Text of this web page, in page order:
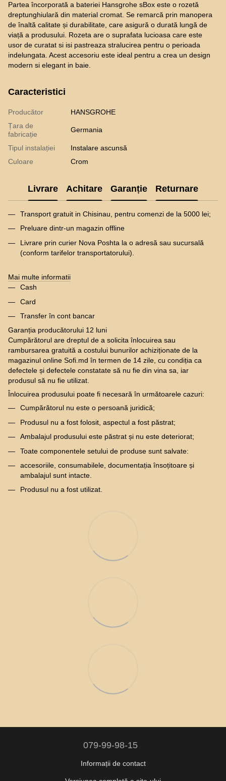
Partea încorporată a bateriei Hansgrohe sBox este o rozetă
dreptunghiulară din material cromat. Se remarcă prin manopera
de înaltă calitate și durabilitate, care asigură o durată lungă de
viață a produsului. Rozeta are o suprafata lucioasa care este
usor de curatat si isi pastreaza stralucirea pentru o perioada
indelungata. Acest accesoriu este ideal pentru a crea un design
modern si elegant in baie.
Caracteristici
Producător
HANSGROHE
Țara de
fabricație
Germania
Tipul instalației
Instalare ascunsă
Culoare
Crom
Livrare Achitare Garanție Returnare
Transport gratuit in Chisinau, pentru comenzi de la 5000 lei;
Preluare dintr-un magazin offline
Livrare prin curier Nova Poshta la o adresă sau sucursală
(conform tarifelor transportatorului).
Mai multe informatii
Cash
Card
Transfer în cont bancar
Garanția producătorului 12 luni
Cumpărătorul are dreptul de a solicita înlocuirea sau
rambursarea gratuită a costului bunurilor achiziționate de la
magazinul online Sofi.md în termen de 14 zile, cu condiția ca
defectele și defectele constatate să nu fie din vina sa, iar
produsul să nu fie utilizat.
Înlocuirea produsului poate fi necesară în următoarele cazuri:
Cumpărătorul nu este o persoană juridică;
Produsul nu a fost folosit, aspectul a fost păstrat;
Ambalajul produsului este păstrat și nu este deteriorat;
Toate componentele setului de produse sunt salvate:
accesoriile, consumabilele, documentația însoțitoare și
ambalajul sunt intacte.
Produsul nu a fost utilizat.
079-99-98-15
Informații de contact